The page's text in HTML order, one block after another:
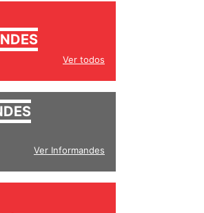
Ver todos
Ver Informandes